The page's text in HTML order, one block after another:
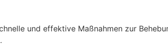
und effektive Maßnahmen zur